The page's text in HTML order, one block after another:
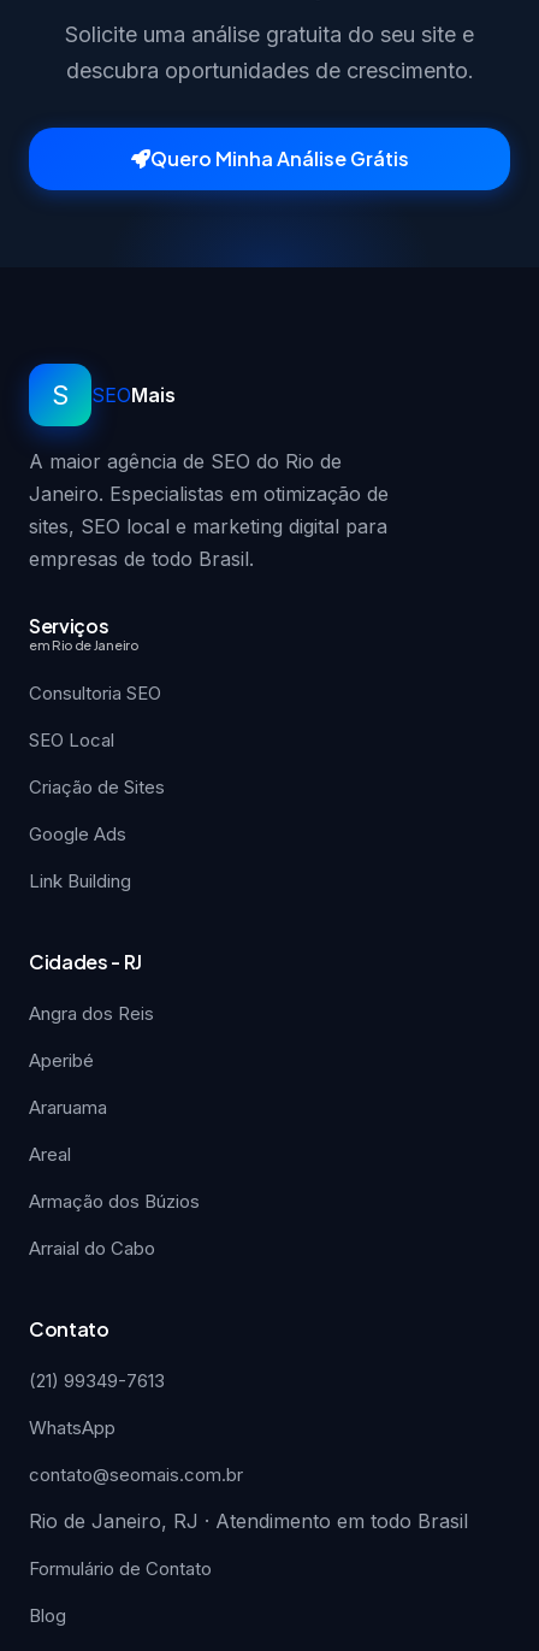
Solicite uma análise gratuita do seu site e
descubra oportunidades de crescimento.
Quero Minha Análise Grátis
S SEOMais
A maior agência de SEO do Rio de
Janeiro. Especialistas em otimização de
sites, SEO local e marketing digital para
empresas de todo Brasil.
Serviços
em Rio de Janeiro
Consultoria SEO
SEO Local
Criação de Sites
Google Ads
Link Building
Cidades - RJ
Angra dos Reis
Aperibé
Araruama
Areal
Armação dos Búzios
Arraial do Cabo
Contato
(21) 99349-7613
WhatsApp
contato@seomais.com.br
Rio de Janeiro, RJ · Atendimento em todo Brasil
Formulário de Contato
Blog